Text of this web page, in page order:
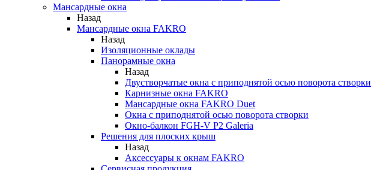
Мансардные окна
Назад
Мансардные окна FAKRO
Назад
Изоляционные оклады
Панорамные окна
Назад
Двустворчатые окна с приподнятой осью поворота створки
Карнизные окна FAKRO
Мансардные окна FAKRO Duet
Окна с приподнятой осью поворота створки
Окно-балкон FGH-V P2 Galeria
Решения для плоских крыш
Назад
Аксессуары к окнам FAKRO